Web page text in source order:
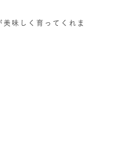
味しく育ってくれま